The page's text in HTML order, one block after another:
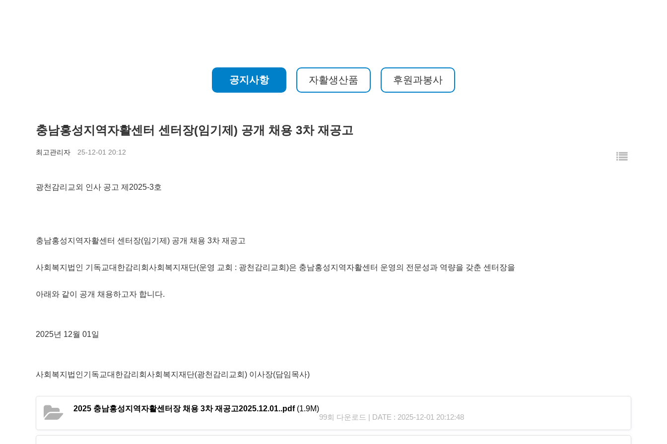
공지사항 자활생산품 후원과봉사
충남홍성지역자활센터 센터장(임기제) 공개 채용 3차 재공고
최고관리자 25-12-01 20:12
광천감리교외 인사 공고 제2025-3호
충남홍성지역자활센터 센터장(임기제) 공개 채용 3차 재공고
사회복지법인 기독교대한감리회사회복지재단(운영 교회 : 광천감리교회)은 충남홍성지역자활센터 운영의 전문성과 역량을 갖춘 센터장을
아래와 같이 공개 채용하고자 합니다.
2025년 12월 01일
사회복지법인기독교대한감리회사회복지재단(광천감리교회) 이사장(담임목사)
2025 충남홍성지역자활센터장 채용 3차 재공고2025.12.01..pdf(1.9M)
99회 다운로드 | DATE : 2025-12-01 20:12:48